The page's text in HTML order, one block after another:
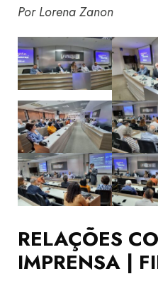
Por Lorena Zanon
RELAÇÕES
IMPRENSA |